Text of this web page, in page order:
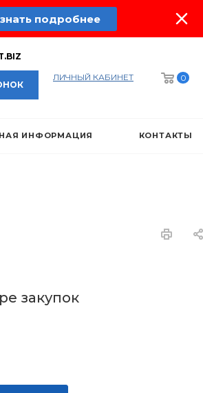
подробнее
ЛИЧНЫЙ КАБИНЕТ 0
ИНФОРМАЦИЯ КОНТАКТЫ
закупок